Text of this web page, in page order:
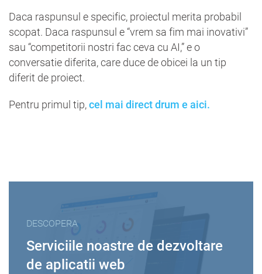
Daca raspunsul e specific, proiectul merita probabil
scopat. Daca raspunsul e “vrem sa fim mai inovativi”
sau “competitorii nostri fac ceva cu AI,” e o
conversatie diferita, care duce de obicei la un tip
diferit de proiect.
Pentru primul tip,cel mai direct drum e aici.
DESCOPERA
Serviciile noastre de dezvoltare
de aplicatii web